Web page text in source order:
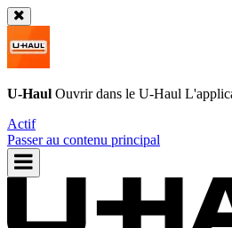
U-Haul Ouvrir dans le U-Haul
Actif
Passer au contenu principal